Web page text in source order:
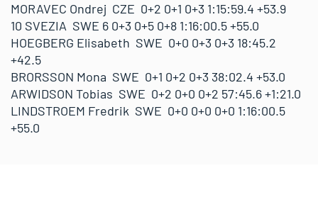
MORAVEC Ondrej CZE 0+2 0+1 0+3 1:15:59.4 +53.9
10 SVEZIA SWE 6 0+3 0+5 0+8 1:16:00.5 +55.0
HOEGBERG Elisabeth SWE 0+0 0+3 0+3 18:45.2
+42.5
BRORSSON Mona SWE 0+1 0+2 0+3 38:02.4 +53.0
ARWIDSON Tobias SWE 0+2 0+0 0+2 57:45.6 +1:21.0
LINDSTROEM Fredrik SWE 0+0 0+0 0+0 1:16:00.5
+55.0